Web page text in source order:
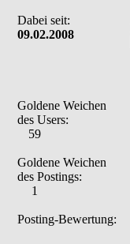
Dabei seit:
09.02.2008
Goldene Weichen
des Users:
59
Goldene Weichen
des Postings:
1
Posting-Bewertung: